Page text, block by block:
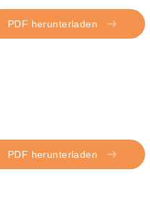
PDF herunterladen
PDF herunterladen